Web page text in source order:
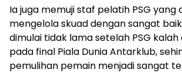
Ia juga memuji staf pelatih PSG yang
mengelola skuad dengan sangat
dimulai tidak lama setelah PSG kalah
pada final Piala Dunia Antarklub,
pemulihan pemain menjadi sangat